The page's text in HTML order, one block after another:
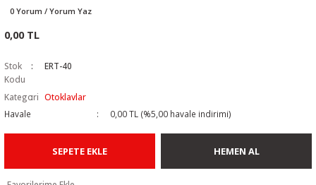
0 Yorum / Yorum Yaz
0,00 TL
Stok
Kodu
ERT-40
Kategori Otoklavlar
Havale
0,00 TL (%5,00 havale indirimi)
SEPETE EKLE HEMEN AL